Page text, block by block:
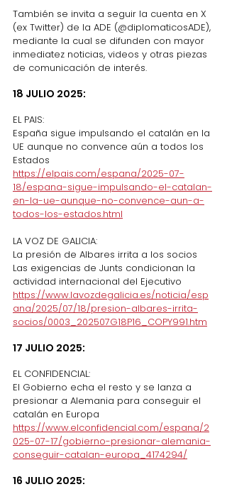
También se invita a seguir la cuenta en X
(ex Twitter) de la ADE (@diplomaticosADE),
mediante la cual se difunden con mayor
inmediatez noticias, videos y otras piezas
de comunicación de interés.
18 JULIO 2025:
EL PAIS:
España sigue impulsando el catalán en la
UE aunque no convence aún a todos los
Estados
https://elpais.com/espana/2025-07-
18/espana-sigue-impulsando-el-catalan-
en-la-ue-aunque-no-convence-aun-a-
todos-los-estados.html
LA VOZ DE GALICIA:
La presión de Albares irrita a los socios
Las exigencias de Junts condicionan la
actividad internacional del Ejecutivo
https://www.lavozdegalicia.es/noticia/esp
ana/2025/07/18/presion-albares-irrita-
socios/0003_202507G18P16_COPY991.htm
17 JULIO 2025:
EL CONFIDENCIAL:
El Gobierno echa el resto y se lanza a
presionar a Alemania para conseguir el
catalán en Europa
https://www.elconfidencial.com/espana/2
025-07-17/gobierno-presionar-alemania-
conseguir-catalan-europa_4174294/
16 JULIO 2025: